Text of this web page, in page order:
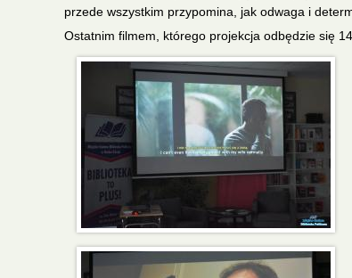
przede wszystkim przypomina, jak odwaga i
Ostatnim filmem, którego projekcja odbędzie się